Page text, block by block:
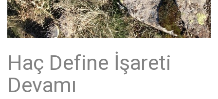
Haç Define İşareti
Devamı